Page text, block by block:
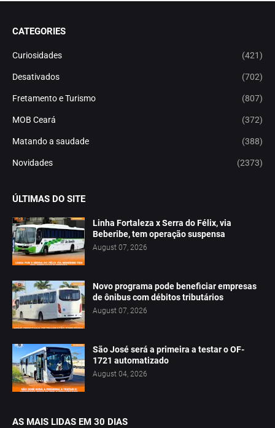
CATEGORIES
Curiosidades (421)
Desativados (702)
Fretamento e Turismo (807)
MOB Ceará (372)
Matando a saudade (388)
Novidades (2373)
ÚLTIMAS DO SITE
Linha Fortaleza x Serra do Félix, via
Beberibe, tem operação suspensa
August 07, 2026
Novo programa pode beneficiar empresas
de ônibus com débitos tributários
August 07, 2026
São José será a primeira a testar o OF-
1721 automatizado
August 04, 2026
AS MAIS LIDAS EM 30 DIAS